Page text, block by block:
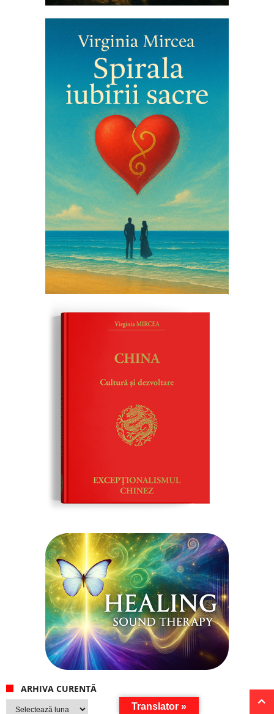
ARHIVA CURENTĂ
Arhiva
Translator »